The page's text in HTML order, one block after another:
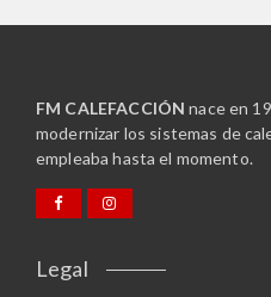
FM CALEFACCIÓN nace en
modernizar los sistemas de
empleaba hasta el momento.
Legal